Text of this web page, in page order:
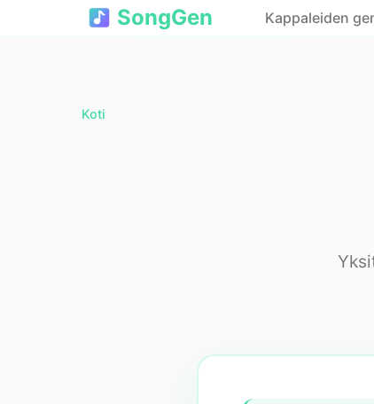
SongGen Kappaleiden
Koti